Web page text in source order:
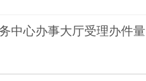
中心办事大厅受理办件量